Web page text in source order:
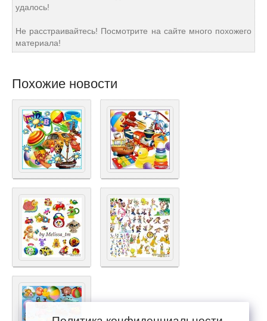
удалось!
Не расстраивайтесь! Посмотрите на сайте много похожего
материала!
Похожие новости